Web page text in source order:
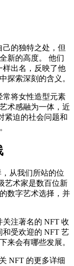
的独特之处，但
新的高度。 他们
样出名，反映了他
探索深刻的含义。
常将女性造型元素
术感融为一体，近
紧迫的社会问题和
从我们所站的位
艺术家是数百位新
数字艺术选择，并
注著名的 NFT 收
受欢迎的 NFT 艺
来会有哪些发展。
NFT 的更多详细